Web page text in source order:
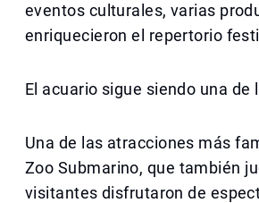
eventos culturales, varias
enriquecieron el repertorio
El acuario sigue siendo una
Una de las atracciones más
Zoo Submarino, que también
visitantes disfrutaron de